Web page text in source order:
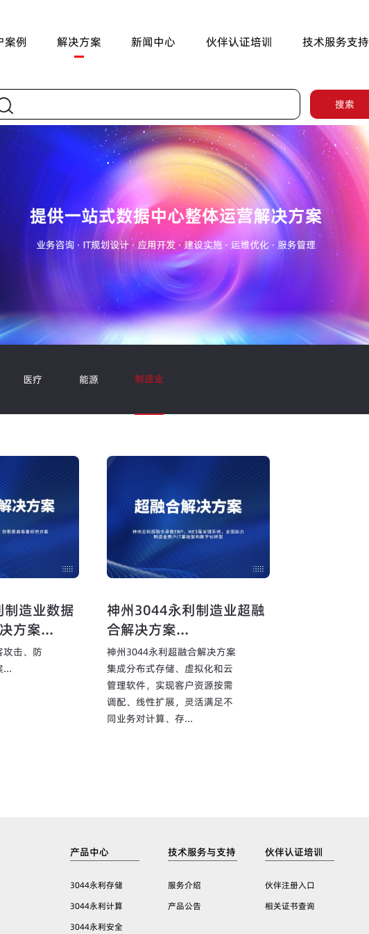
案例 解决方案 新闻中心 伙伴认证培训 技术服务支持
搜索
医疗 能源 制造业
造业数据
方案...
击、防
...
神州3044永利制造业超融
合解决方案...
神州3044永利超融合解决方案
集成分布式存储、虚拟化和云
管理软件，实现客户资源按需
调配、线性扩展，灵活满足不
同业务对计算、存...
产品中心
3044永利存储
3044永利计算
3044永利安全
技术服务与支持
服务介绍
产品公告
伙伴认证培训
伙伴注册入口
相关证书查询